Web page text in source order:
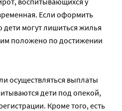
Если оформить
дети могут лишиться жилья
им положено по достижении
осуществляться выплаты
дети под опекой,
Кроме того, есть